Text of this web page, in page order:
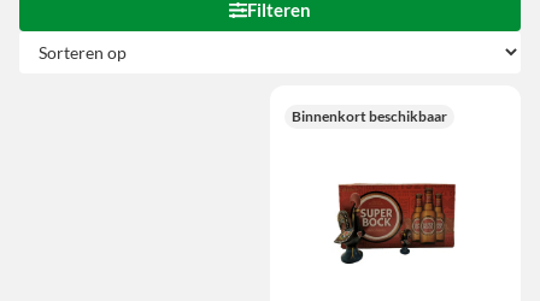
Filteren
Binnenkort beschikbaar